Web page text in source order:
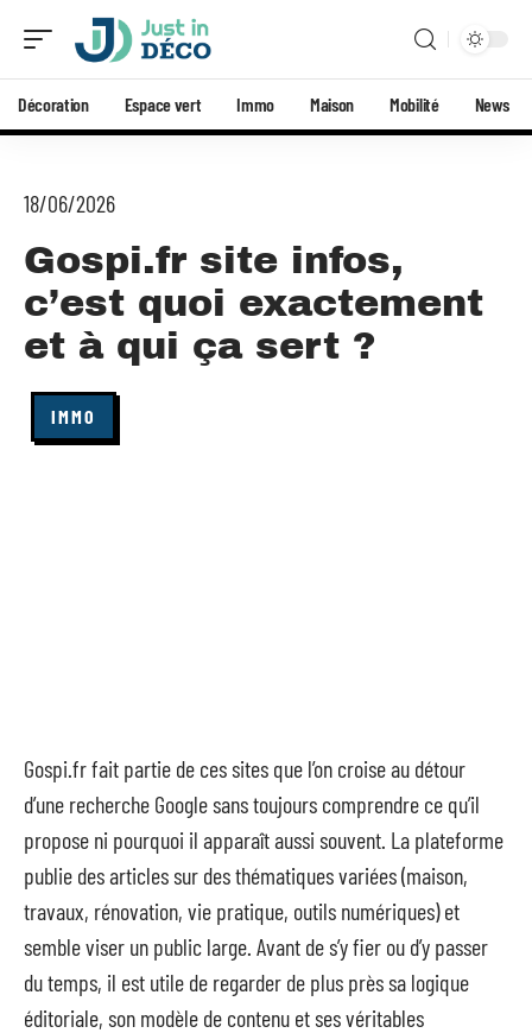
Décoration Espace vert Immo Maison Mobilité News
18/06/2026
Gospi.fr site infos,
c’est quoi exactement
et à qui ça sert ?
IMMO
Gospi.fr fait partie de ces sites que l’on croise au détour
d’une recherche Google sans toujours comprendre ce qu’il
propose ni pourquoi il apparaît aussi souvent. La plateforme
publie des articles sur des thématiques variées (maison,
travaux, rénovation, vie pratique, outils numériques) et
semble viser un public large. Avant de s’y fier ou d’y passer
du temps, il est utile de regarder de plus près sa logique
éditoriale, son modèle de contenu et ses véritables